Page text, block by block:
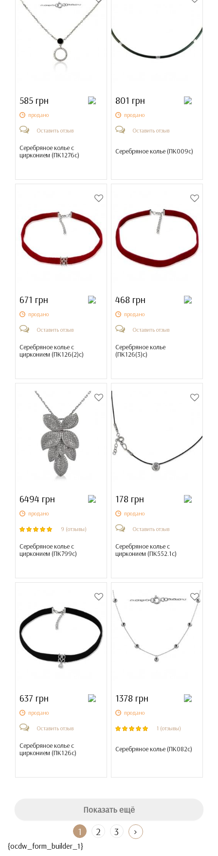
585 грн
продано
Оставить отзыв
Серебряное колье с
цирконием (ПК1276с)
801 грн
продано
Оставить отзыв
Серебряное колье (ПК009с)
671 грн
продано
Оставить отзыв
Серебряное колье с
цирконием (ПК126(2)с)
468 грн
продано
Оставить отзыв
Серебряное колье
(ПК126(3)с)
6494 грн
продано
9 (отзывы)
Серебряное колье с
цирконием (ПК799с)
178 грн
продано
Оставить отзыв
Серебряное колье с
цирконием (ПК552.1с)
637 грн
продано
Оставить отзыв
Серебряное колье с
цирконием (ПК126с)
1378 грн
продано
1 (отзывы)
Серебряное колье (ПК082с)
Показать ещё
1 2 3
{ocdw_form_builder_1}